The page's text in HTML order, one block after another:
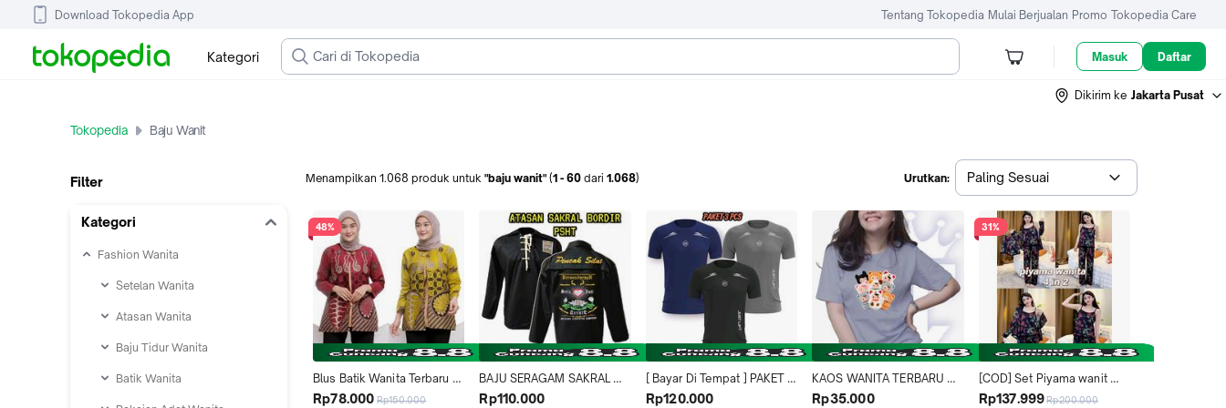
Download Tokopedia App Tentang Tokopedia Mulai Berjualan Promo Tokopedia Care
Kategori Masuk Daftar
Dikirim ke Jakarta Pusat
Tokopedia Baju Wanit
Filter
Kategori
Fashion Wanita
Setelan Wanita
Atasan Wanita
Baju Tidur Wanita
Batik Wanita
Menampilkan 1.068 produk untuk "baju wanit" (1 -60 dari 1.068) Urutkan: Paling Sesuai
48%
Blus Batik Wanita Terbaru
Blus Batik Wanit modern
Rp78.000 Rp150.000
BAJU SERAGAM SAKRAL
WARGA BORDIR PSHT
Rp110.000
[ Bayar Di Tempat ] PAKET
HEMAT 3 PCS KAOS
Rp120.000
KAOS WANITA TERBARU
ROLY POLY T-SHIRT WANIT
Rp35.000
31%
[COD] Set Piyama wanit
empat potong motif bunga
Rp137.999Rp200.000